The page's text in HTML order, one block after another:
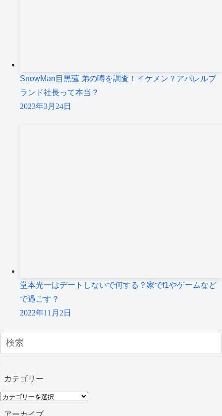
SnowMan目黒蓮 弟の噂を調査！イケメン？アパレルブ
ランド社長って本当？
2023年3月24日
堂本光一はデートしないで何する？家でf1やゲームなど
で過ごす？
2022年11月2日
カテゴリー
カ
テ
アーカイブ